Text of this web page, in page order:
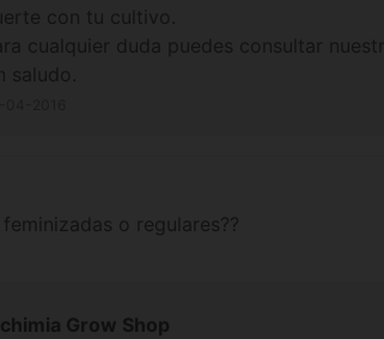
o regulares??
Grow Shop